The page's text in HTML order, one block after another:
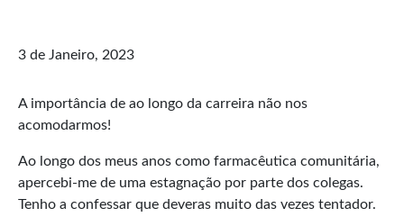
3 de Janeiro, 2023
A importância de ao longo da carreira não nos
acomodarmos!
Ao longo dos meus anos como farmacêutica comunitária,
apercebi-me de uma estagnação por parte dos colegas.
Tenho a confessar que deveras muito das vezes tentador.